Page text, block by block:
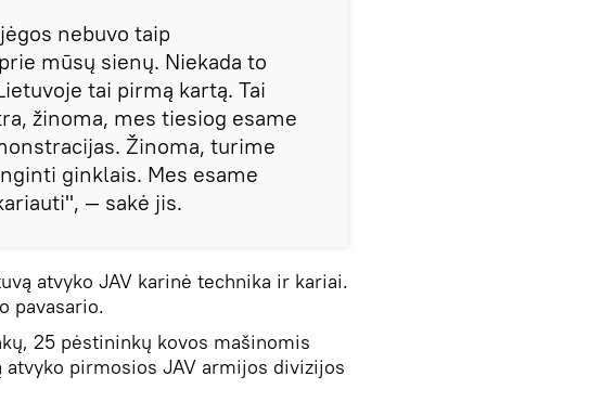
nebuvo taip
mūsų sienų. Niekada to
tai pirmą kartą. Tai
žinoma, mes tiesiog esame
Žinoma, turime
ginklais. Mes esame
— sakė jis.
atvyko JAV karinė technika ir kariai.
pavasario.
25 pėstininkų kovos mašinomis
pirmosios JAV armijos divizijos